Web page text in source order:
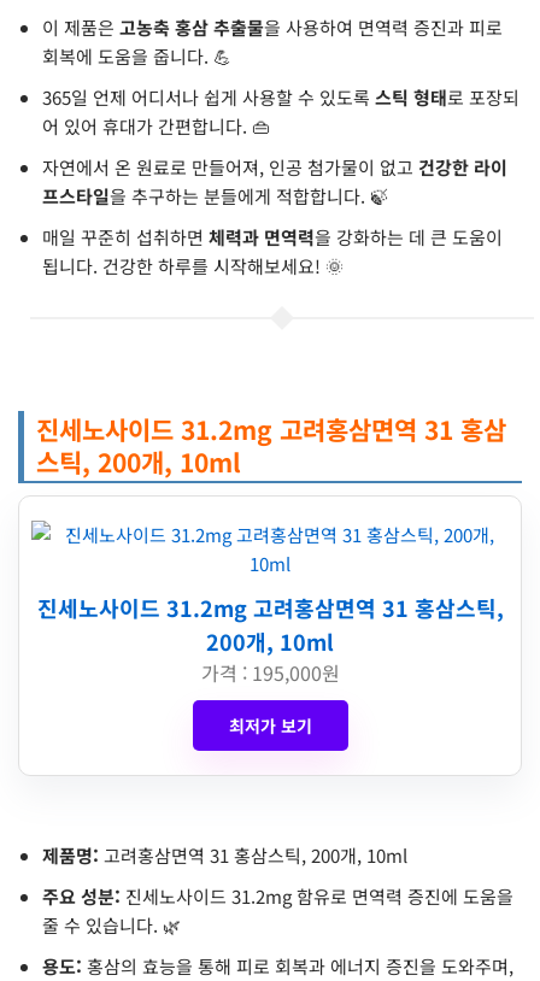
이 제품은 고농축 홍삼 추출물을 사용하여 면역력 증진과 피로
회복에 도움을 줍니다. 💪
365일 언제 어디서나 쉽게 사용할 수 있도록 스틱 형태로 포장되
어 있어 휴대가 간편합니다. 👜
자연에서 온 원료로 만들어져, 인공 첨가물이 없고 건강한 라이
프스타일을 추구하는 분들에게 적합합니다. 🍃
매일 꾸준히 섭취하면 체력과 면역력을 강화하는 데 큰 도움이
됩니다. 건강한 하루를 시작해보세요! 🌞
진세노사이드 31.2mg 고려홍삼면역 31 홍삼
스틱, 200개, 10ml
진세노사이드 31.2mg 고려홍삼면역 31 홍삼스틱,
200개, 10ml
가격 : 195,000원
최저가 보기
제품명: 고려홍삼면역 31 홍삼스틱, 200개, 10ml
주요 성분: 진세노사이드 31.2mg 함유로 면역력 증진에 도움을
줄 수 있습니다. 🌿
용도: 홍삼의 효능을 통해 피로 회복과 에너지 증진을 도와주며,